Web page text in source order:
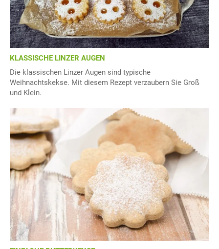
KLASSISCHE LINZER AUGEN
Die klassischen Linzer Augen sind typische
Weihnachtskekse. Mit diesem Rezept verzaubern Sie Groß
und Klein.